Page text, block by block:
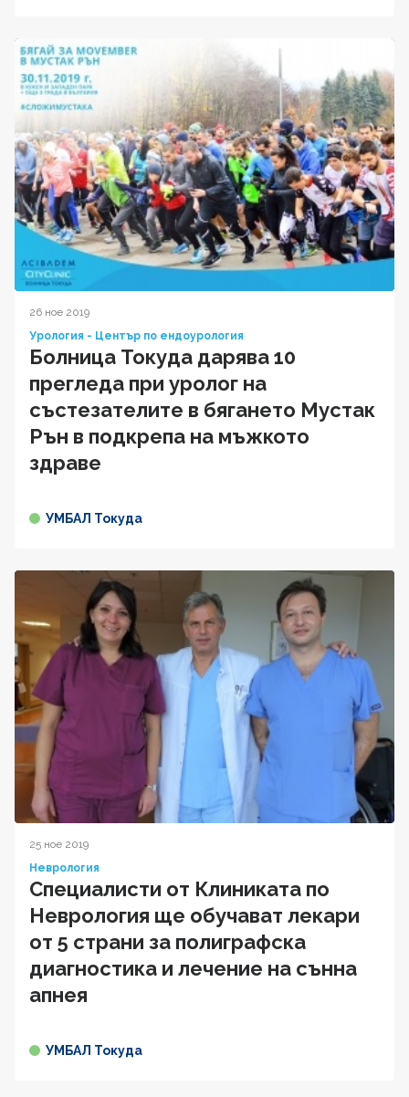
26 ное 2019
Урология - Център по ендоурология
Болница Токуда дарява 10
прегледа при уролог на
състезателите в бягането Мустак
Рън в подкрепа на мъжкото
здраве
УМБАЛ Токуда
25 ное 2019
Неврология
Специалисти от Клиниката по
Неврология ще обучават лекари
от 5 страни за полиграфска
диагностика и лечение на сънна
апнея
УМБАЛ Токуда